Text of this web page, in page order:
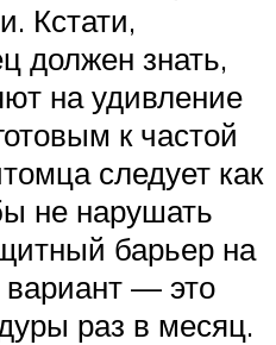
Кстати,
должен знать,
на удивление
к частой
следует как
не нарушать
барьер на
— это
раз в месяц.